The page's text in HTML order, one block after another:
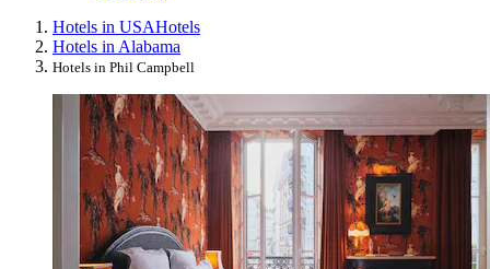
Hotels in USAHotels
Hotels in Alabama
Hotels in Phil Campbell